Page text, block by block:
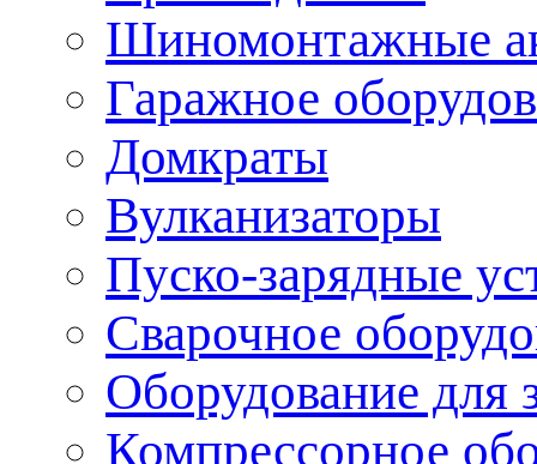
Шиномонтажные
Гаражное
Домкраты
Вулканизаторы
Пуско-зарядные
Сварочное
Оборудование для
Компрессорное